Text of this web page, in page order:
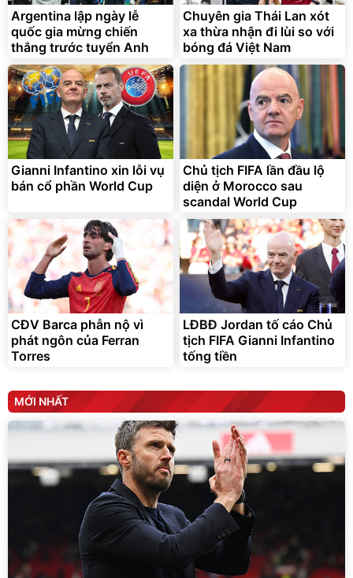
Cà phê phin giấy Arabica
Cầu Đất DalatFarm - Túi 10
g
18.000đ
Bán chạy
Combo 2 Nước giặt OMO
Matic Hương Nước Hoa
Comfort 4.1KG
516.000
450.000 đ
Deal hot
Argentina lập ngày lễ
quốc gia mừng chiến
thắng trước tuyển Anh
Chuyên gia Thái Lan xót
xa thừa nhận đi lùi so với
bóng đá Việt Nam
Gianni Infantino xin lỗi vụ
bán cổ phần World Cup
Chủ tịch FIFA lần đầu lộ
diện ở Morocco sau
scandal World Cup
CĐV Barca phẫn nộ vì
phát ngôn của Ferran
Torres
LĐBĐ Jordan tố cáo Chủ
tịch FIFA Gianni Infantino
tống tiền
MỚI NHẤT